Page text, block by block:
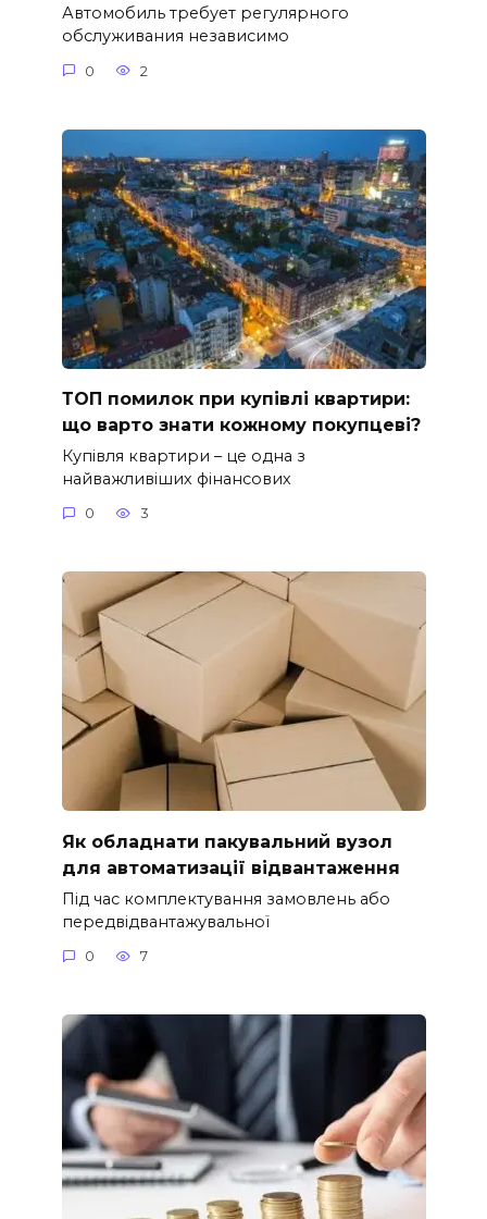
Автомобиль требует регулярного
обслуживания независимо
0 2
ТОП помилок при купівлі квартири:
що варто знати кожному покупцеві?
Купівля квартири – це одна з
найважливіших фінансових
0 3
Як обладнати пакувальний вузол
для автоматизації відвантаження
Під час комплектування замовлень або
передвідвантажувальної
0 7